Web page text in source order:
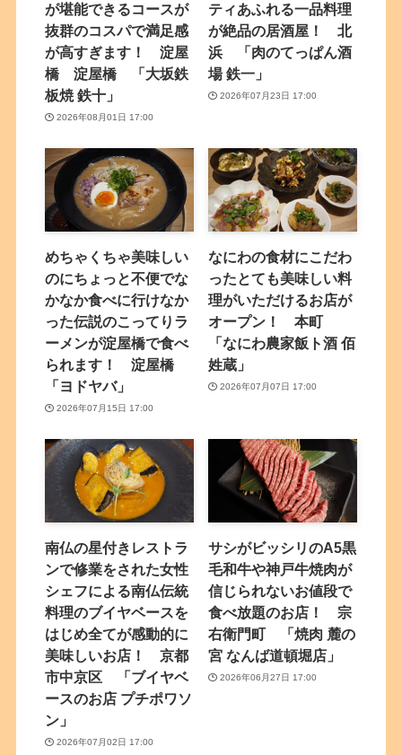
が堪能できるコースが
抜群のコスパで満足感
が高すぎます！ 淀屋
橋 淀屋橋 「大坂鉄
板焼 鉄十」
2026年08月01日 17:00
ティあふれる一品料理
が絶品の居酒屋！ 北
浜 「肉のてっぱん酒
場 鉄一」
2026年07月23日 17:00
めちゃくちゃ美味しい
のにちょっと不便でな
かなか食べに行けなか
った伝説のこってりラ
ーメンが淀屋橋で食べ
られます！ 淀屋橋
「ヨドヤバ」
2026年07月15日 17:00
なにわの食材にこだわ
ったとても美味しい料
理がいただけるお店が
オープン！ 本町
「なにわ農家飯ト酒 佰
姓蔵」
2026年07月07日 17:00
南仏の星付きレストラ
ンで修業をされた女性
シェフによる南仏伝統
料理のブイヤベースを
はじめ全てが感動的に
美味しいお店！ 京都
市中京区 「ブイヤベ
ースのお店 プチポワソ
ン」
2026年07月02日 17:00
サシがビッシリのA5黒
毛和牛や神戸牛焼肉が
信じられないお値段で
食べ放題のお店！ 宗
右衛門町 「焼肉 麓の
宮 なんば道頓堀店」
2026年06月27日 17:00